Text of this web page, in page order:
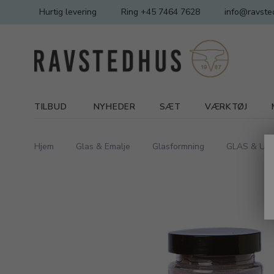
Hurtig levering Ring +45 7464 7628
TILBUD NYHEDER SÆT VÆRKTØJ
Hjem Glas & Emalje Glasformning GLAS &